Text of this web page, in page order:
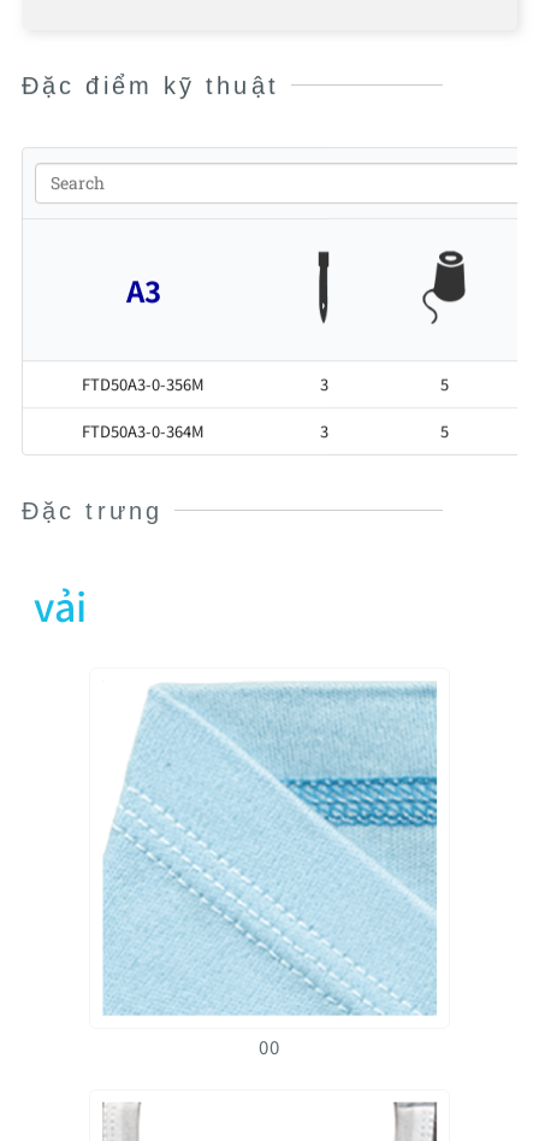
Đặc điểm kỹ thuật
A3
FTD50A3-0-356M 3 5
FTD50A3-0-364M 3 5
Đặc trưng
vải
00